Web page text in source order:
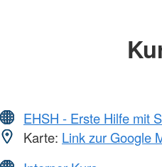
EHSH - Erste Hilfe mit
Karte: Link zur Google